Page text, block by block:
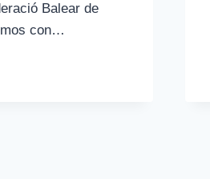
Balear de
con…